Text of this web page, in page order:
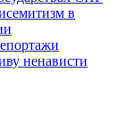
в
ненависти